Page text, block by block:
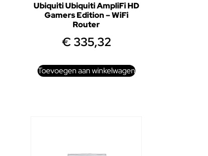
Ubiquiti Ubiquiti AmpliFi HD
Gamers Edition – WiFi
Router
€335,32
Toevoegen aan winkelwagen